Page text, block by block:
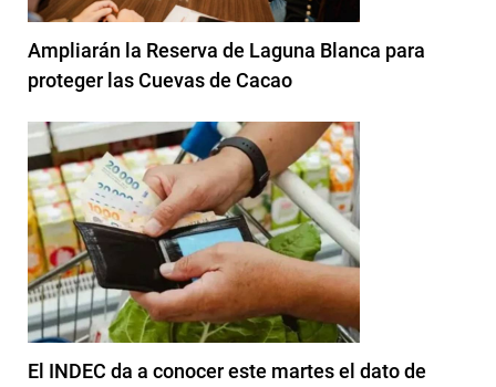
Ampliarán la Reserva de Laguna Blanca para
proteger las Cuevas de Cacao
El INDEC da a conocer este martes el dato de